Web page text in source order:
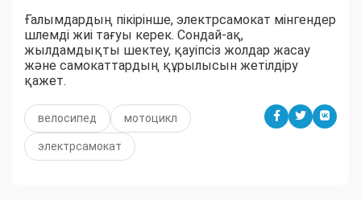
Ғалымдардың пікірінше, электрсамокат мінгендер
шлемді жиі тағуы керек. Сондай-ақ,
жылдамдықты шектеу, қауіпсіз жолдар жасау
және самокаттардың құрылысын жетілдіру
қажет.
велосипед мотоцикл
электрсамокат